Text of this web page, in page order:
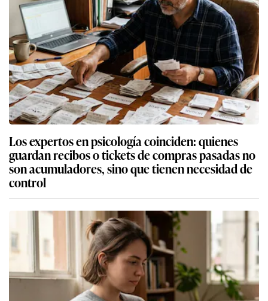
Los expertos en psicología coinciden: quienes
guardan recibos o tickets de compras pasadas no
son acumuladores, sino que tienen necesidad de
control